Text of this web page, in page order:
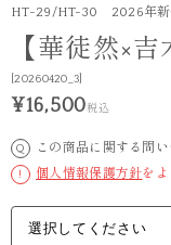
HT-29/HT-30 2026年新
【華徒然×
[20260420_3]
¥16,500税込
Q この商品に関する問
! 個人情報保護方針をよ